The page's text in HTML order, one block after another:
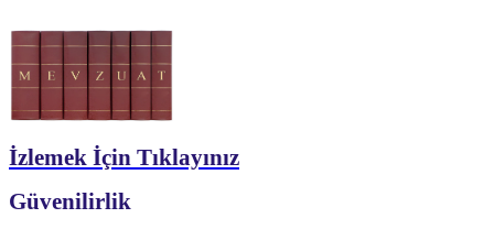
İzlemek İçin Tıklayınız
Güvenilirlik